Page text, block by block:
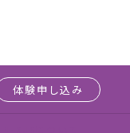
体験申し込み